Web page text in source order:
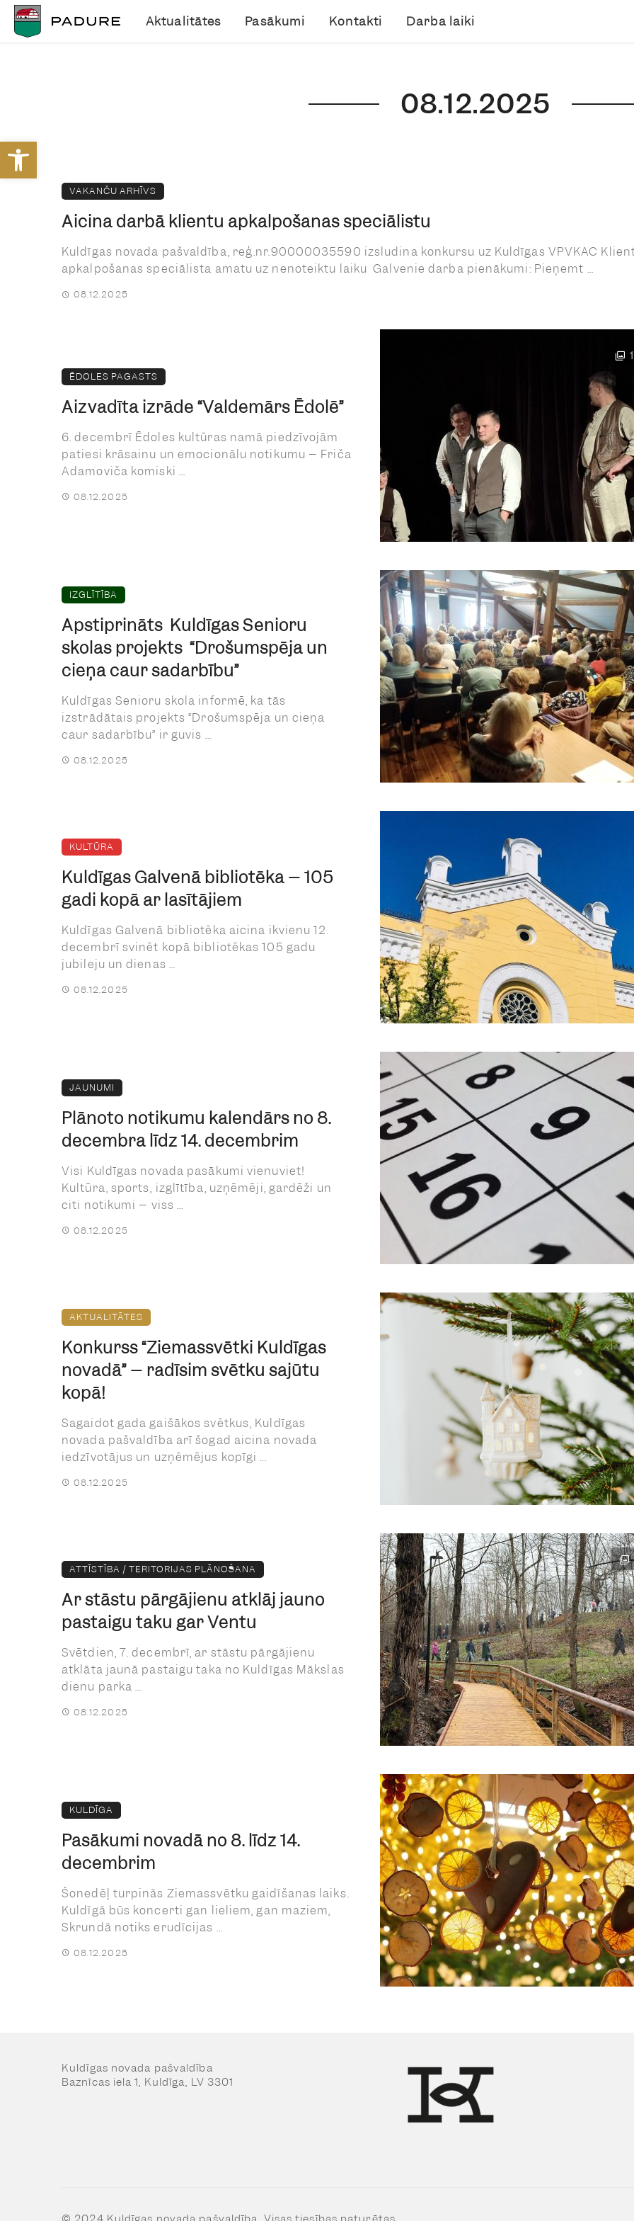
Open toolbar
Aktualitātes Pasākumi Kontakti Darba laiki
08.12.2025
VAKANČU ARHĪVS
Aicina darbā klientu apkalpošanas speciālistu
Kuldīgas novada pašvaldība, reģ.nr.90000035590 izsludina konkursu uz Kuldīgas VPVKAC
apkalpošanas speciālista amatu uz nenoteiktu laiku Galvenie darba pienākumi: Pieņemt ...
08.12.2025
ĒDOLES PAGASTS
Aizvadīta izrāde “Valdemārs Ēdolē”
6. decembrī Ēdoles kultūras namā piedzīvojām
patiesi krāsainu un emocionālu notikumu – Friča
Adamoviča komiski ...
08.12.2025
IZGLĪTĪBA
Apstiprināts Kuldīgas Senioru
skolas projekts “Drošumspēja un
cieņa caur sadarbību”
Kuldīgas Senioru skola informē, ka tās
izstrādātais projekts “Drošumspēja un cieņa
caur sadarbību” ir guvis ...
08.12.2025
KULTŪRA
Kuldīgas Galvenā bibliotēka – 105
gadi kopā ar lasītājiem
Kuldīgas Galvenā bibliotēka aicina ikvienu 12.
decembrī svinēt kopā bibliotēkas 105 gadu
jubileju un dienas ...
08.12.2025
JAUNUMI
Plānoto notikumu kalendārs no 8.
decembra līdz 14. decembrim
Visi Kuldīgas novada pasākumi vienuviet!
Kultūra, sports, izglītība, uzņēmēji, gardēži un
citi notikumi – viss ...
08.12.2025
AKTUALITĀTES
Konkurss “Ziemassvētki Kuldīgas
novadā” – radīsim svētku sajūtu
kopā!
Sagaidot gada gaišākos svētkus, Kuldīgas
novada pašvaldība arī šogad aicina novada
iedzīvotājus un uzņēmējus kopīgi ...
08.12.2025
ATTĪSTĪBA / TERITORIJAS PLĀNOŠANA
Ar stāstu pārgājienu atklāj jauno
pastaigu taku gar Ventu
Svētdien, 7. decembrī, ar stāstu pārgājienu
atklāta jaunā pastaigu taka no Kuldīgas Mākslas
dienu parka ...
08.12.2025
KULDĪGA
Pasākumi novadā no 8. līdz 14.
decembrim
Šonedēļ turpinās Ziemassvētku gaidīšanas laiks.
Kuldīgā būs koncerti gan lieliem, gan maziem,
Skrundā notiks erudīcijas ...
08.12.2025
Kuldīgas novada pašvaldība
Baznīcas iela 1, Kuldīga, LV 3301